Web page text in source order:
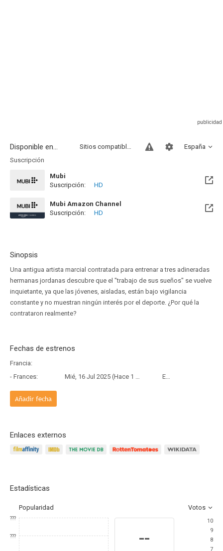
Disponible en... España
Sitios compatibles
Suscripción
Mubi
Disponible hasta el Mar, 18 Jul 2028 (Queda 1 año)
Suscripción: HD
Mubi Amazon Channel
Suscripción:
HD
Sinopsis
Una antigua artista marcial contratada para entrenar a tres adineradas
hermanas jordanas descubre que el "trabajo de sus sueños" se vuelve
inquietante, ya que las jóvenes, aisladas, están bajo vigilancia
constante y no muestran ningún interés por el deporte. ¿Por qué la
contrataron realmente?
Fechas de estrenos
Francia:
- Frances:
Mié, 16 Jul 2025 (Hace 1 año) Estreno
Añadir fecha
Enlaces externos
Estadísticas
Popularidad Votos
???
??? --
10
9
8
7